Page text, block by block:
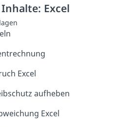
Excel
Excel
aufheben
Excel